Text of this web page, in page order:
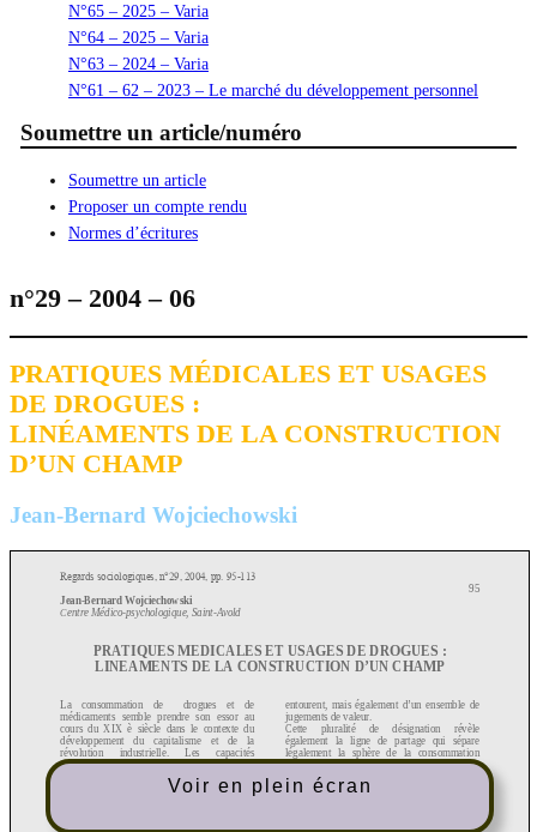
N°65 – 2025 – Varia
N°64 – 2025 – Varia
N°63 – 2024 – Varia
N°61 – 62 – 2023 – Le marché du développement personnel
Soumettre un article/numéro
Soumettre un article
Proposer un compte rendu
Normes d’écritures
n°29 – 2004 – 06
PRATIQUES MÉDICALES ET USAGES
DE DROGUES :
LINÉAMENTS DE LA CONSTRUCTION
D’UN CHAMP
Jean-Bernard Wojciechowski
Voir en plein écran